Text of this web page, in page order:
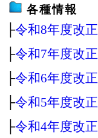
各種情報
├令和8年度改正
├令和7年度改正
├令和6年度改正
├令和5年度改正
├令和4年度改正